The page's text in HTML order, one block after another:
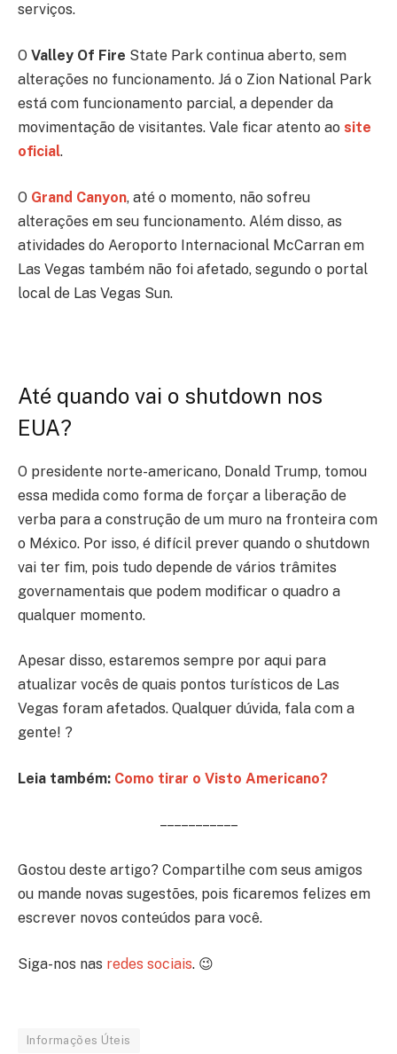
serviços.
O Valley Of Fire State Park continua aberto, sem
alterações no funcionamento. Já o Zion National Park
está com funcionamento parcial, a depender da
movimentação de visitantes. Vale ficar atento ao site
oficial.
O Grand Canyon, até o momento, não sofreu
alterações em seu funcionamento. Além disso, as
atividades do Aeroporto Internacional McCarran em
Las Vegas também não foi afetado, segundo o portal
local de Las Vegas Sun.
Até quando vai o shutdown nos
EUA?
O presidente norte-americano, Donald Trump, tomou
essa medida como forma de forçar a liberação de
verba para a construção de um muro na fronteira com
o México. Por isso, é difícil prever quando o shutdown
vai ter fim, pois tudo depende de vários trâmites
governamentais que podem modificar o quadro a
qualquer momento.
Apesar disso, estaremos sempre por aqui para
atualizar vocês de quais pontos turísticos de Las
Vegas foram afetados. Qualquer dúvida, fala com a
gente! ?
Leia também: Como tirar o Visto Americano?
– – – – – – – – – – –
Gostou deste artigo? Compartilhe com seus amigos
ou mande novas sugestões, pois ficaremos felizes em
escrever novos conteúdos para você.
Siga-nos nas redes sociais. 😉
Informações Úteis